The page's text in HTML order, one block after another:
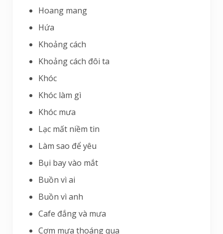
Hoang mang
Hứa
Khoảng cách
Khoảng cách đôi ta
Khóc
Khóc làm gì
Khóc mưa
Lạc mất niềm tin
Làm sao để yêu
Bụi bay vào mắt
Buồn vì ai
Buồn vì anh
Cafe đắng và mưa
Cơm mưa thoáng qua